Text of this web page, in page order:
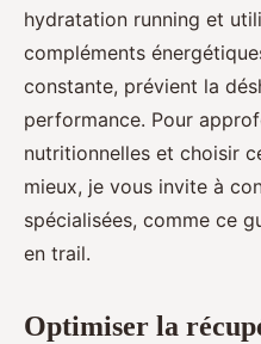
hydratation running et
compléments
constante, prévient la
performance. Pour
nutritionnelles et choisir
mieux, je vous invite à
spécialisées, comme ce
en trail.
Optimiser la